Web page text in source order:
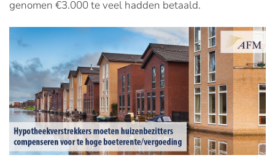
genomen €3.000 te veel hadden betaald.